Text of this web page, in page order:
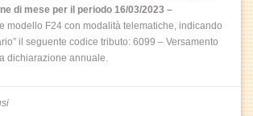
di mese per il periodo 16/03/2023 –
modello F24 con modalità telematiche, indicando
il seguente codice tributo: 6099 – Versamento
dichiarazione annuale.